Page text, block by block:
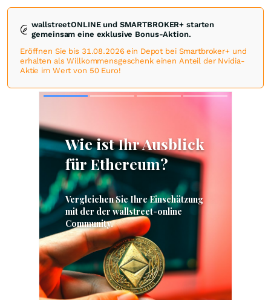
wallstreetONLINE und SMARTBROKER+ starten
gemeinsam eine exklusive Bonus-Aktion.
Eröffnen Sie bis 31.08.2026 ein Depot bei Smartbroker+ und
erhalten als Willkommensgeschenk einen Anteil der Nvidia-
Aktie im Wert von 50 Euro!